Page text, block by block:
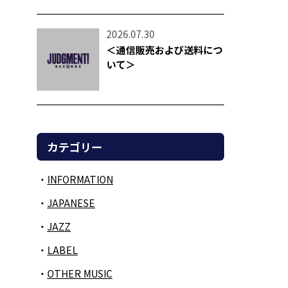
2026.07.30
＜通信販売および送料につ
いて＞
カテゴリー
INFORMATION
JAPANESE
JAZZ
LABEL
OTHER MUSIC